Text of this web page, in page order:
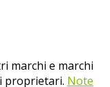
marchi e marchi
proprietari. Note